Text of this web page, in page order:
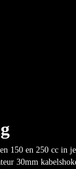
150 en 250 cc in je
30mm